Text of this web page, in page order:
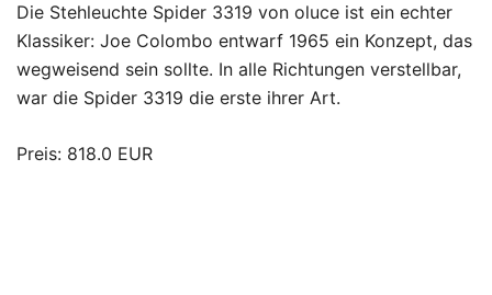
Die Stehleuchte Spider 3319 von oluce ist ein echter
Klassiker: Joe Colombo entwarf 1965 ein Konzept, das
wegweisend sein sollte. In alle Richtungen verstellbar,
war die Spider 3319 die erste ihrer Art.
Preis: 818.0 EUR